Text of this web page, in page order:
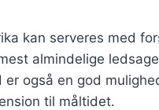
kan serveres med
almindelige
også en god
til måltidet.